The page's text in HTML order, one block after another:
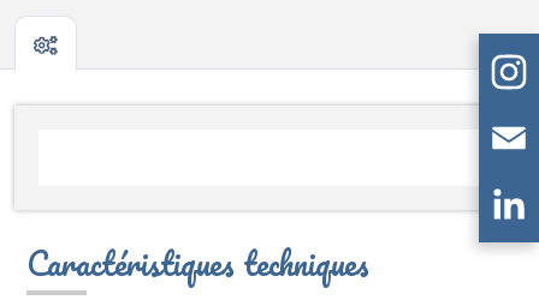
Caractéristiques techniques